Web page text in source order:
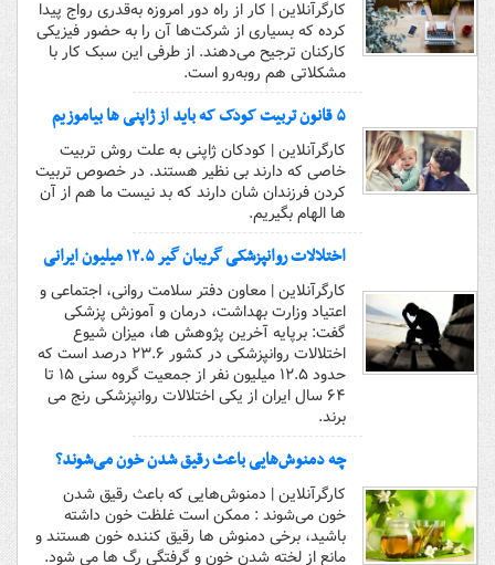
کارگرآنلاین | کار از راه دور امروزه به‌قدری رواج پیدا
کرده که بسیاری از شرکت‌ها آن را به حضور فیزیکی
کارکنان ترجیح می‌دهند. از طرفی این سبک کار با
مشکلاتی هم روبه‌رو است.
۵ قانون تربیت کودک که باید از ژاپنی ها بیاموزیم
کارگرآنلاین | کودکان ژاپنی به علت روش تربیت
خاصی که دارند بی نظیر هستند. در خصوص تربیت
کردن فرزندان شان دارند که بد نیست ما هم از آن
ها الهام بگیریم.
اختلالات روانپزشکی گریبان گیر ۱۲.۵ میلیون ایرانی
کارگرآنلاین | معاون دفتر سلامت روانی، اجتماعی و
اعتیاد وزارت بهداشت، درمان و آموزش پزشکی
گفت: برپایه آخرین پژوهش ها، میزان شیوع
اختلالات روانپزشکی در کشور ۲۳.۶ درصد است که
حدود ۱۲.۵ میلیون نفر از جمعیت گروه سنی ۱۵ تا
۶۴ سال ایران از یکی اختلالات روانپزشکی رنج می
برند.
چه دمنوش‌هایی باعث رقیق شدن خون می‌شوند؟
کارگرآنلاین | دمنوش‌هایی که باعث رقیق شدن
خون می‌شوند : ممکن است غلظت خون داشته
باشید، برخی دمنوش ها رقیق کننده خون هستند و
مانع از لخته شدن خون و گرفتگی رگ ها می شود.